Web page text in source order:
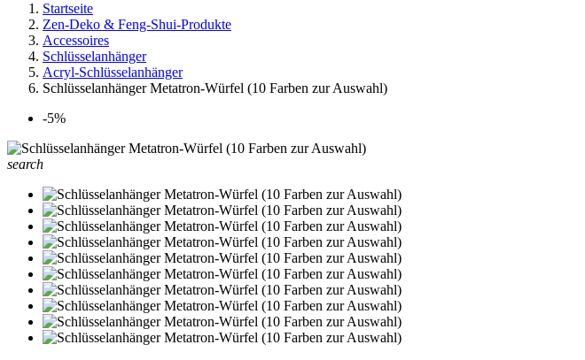
Startseite
Zen-Deko & Feng-Shui-Produkte
Accessoires
Schlüsselanhänger
Acryl-Schlüsselanhänger
Schlüsselanhänger Metatron-Würfel (10 Farben zur Auswahl)
-5%
search